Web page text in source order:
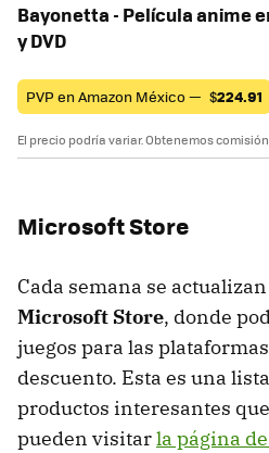
Bayonetta - Película anime
y DVD
PVP en Amazon México — $224.91
El precio podría variar. Obtenemos
Microsoft Store
Cada semana se
Microsoft Store, donde
juegos para las
descuento. Esta es una
productos interesantes
pueden visitarla página